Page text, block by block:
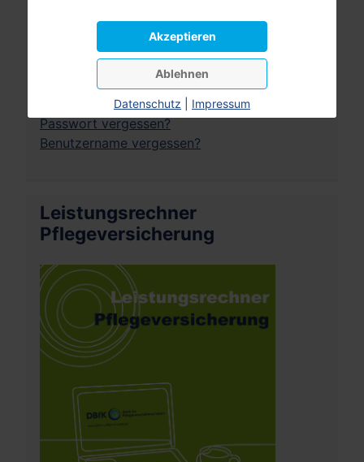
Angemeldet bleiben
Anmelden
Passwort vergessen?
Benutzername vergessen?
Leistungsrechner
Pflegeversicherung
Akzeptieren
Ablehnen
Datenschutz Impressum